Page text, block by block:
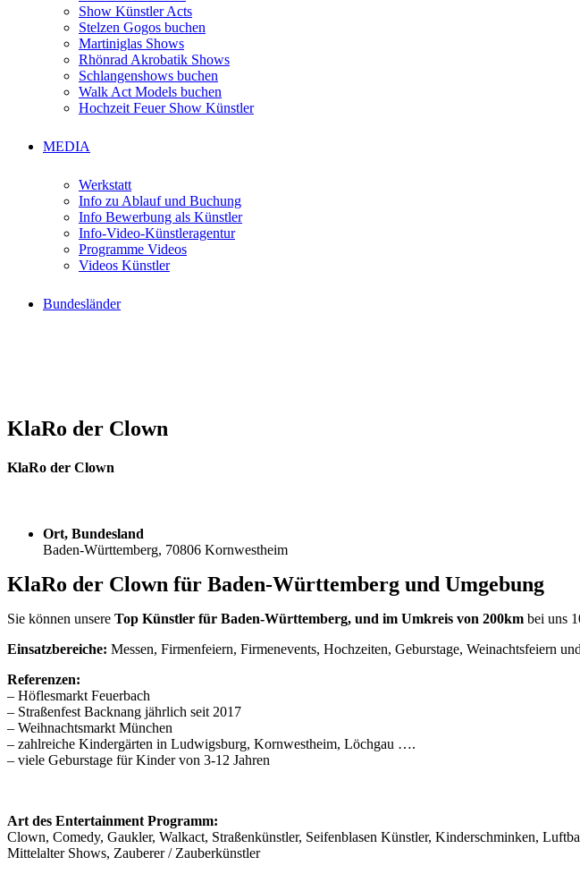
Show Künstler Acts
Stelzen Gogos buchen
Martiniglas Shows
Rhönrad Akrobatik Shows
Schlangenshows buchen
Walk Act Models buchen
Hochzeit Feuer Show Künstler
MEDIA
Werkstatt
Info zu Ablauf und Buchung
Info Bewerbung als Künstler
Info-Video-Künstleragentur
Programme Videos
Videos Künstler
Bundesländer
KlaRo der Clown
KlaRo der Clown
Ort, Bundesland
Baden-Württemberg, 70806 Kornwestheim
KlaRo der Clown für Baden-Württemberg und Umgebung
Sie können unsere Top Künstler für Baden-Württemberg, und im Umkreis von 200km bei uns
Einsatzbereiche: Messen, Firmenfeiern, Firmenevents, Hochzeiten, Geburstage, Weinachtsfeiern
Referenzen:
– Höflesmarkt Feuerbach
– Straßenfest Backnang jährlich seit 2017
– Weihnachtsmarkt München
– zahlreiche Kindergärten in Ludwigsburg, Kornwestheim, Löchgau ….
– viele Geburstage für Kinder von 3-12 Jahren
Art des Entertainment Programm:
Clown, Comedy, Gaukler, Walkact, Straßenkünstler, Seifenblasen Künstler, Kinderschminken,
Mittelalter Shows, Zauberer / Zauberkünstler